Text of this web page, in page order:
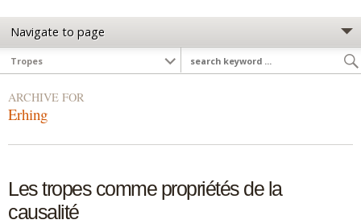
ARCHIVE FOR
Erhing
Les tropes comme propriétés de la
causalité